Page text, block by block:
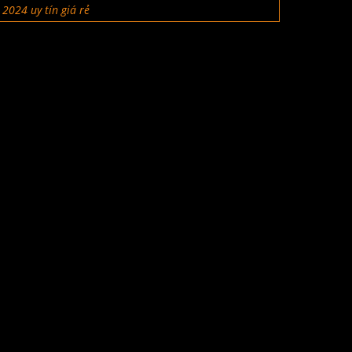
2024 uy tín giá rẻ